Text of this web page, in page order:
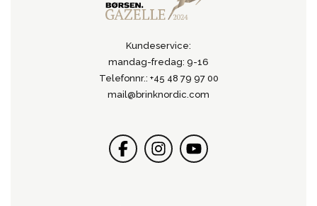
Kundeservice:
mandag-fredag: 9-16
Telefonnr.: +45 48 79 97 00
mail@brinknordic.com